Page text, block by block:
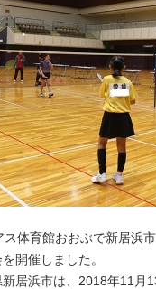
体育館おおぶで新居浜
開催しました。
居浜市は、2018年11月